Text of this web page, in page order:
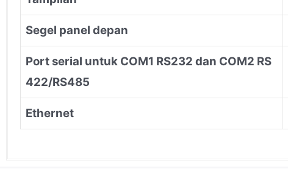
Segel panel depan
Port serial untuk COM1 RS232 dan COM2 RS
422/RS485
Ethernet